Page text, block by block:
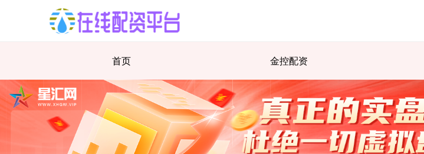
首页 金控配资